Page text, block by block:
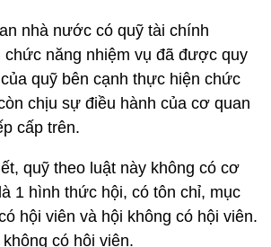
nhà nước có quỹ tài chính
năng nhiệm vụ đã được quy
quỹ bên cạnh thực hiện chức
chịu sự điều hành của cơ quan
cấp trên.
quỹ theo luật này không có cơ
1 hình thức hội, có tôn chỉ, mục
hội viên và hội không có hội viên.
có hội viên.